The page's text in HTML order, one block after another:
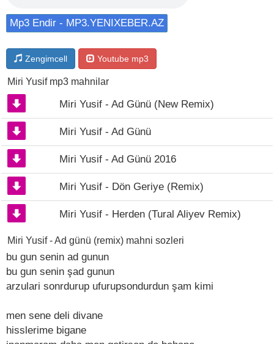
Mp3 Endir - MP3.YENIXEBER.AZ
Zengimcell Youtube mp3
Miri Yusif mp3 mahnilar
Miri Yusif - Ad Günü (New Remix)
Miri Yusif - Ad Günü
Miri Yusif - Ad Günü 2016
Miri Yusif - Dön Geriye (Remix)
Miri Yusif - Herden (Tural Aliyev Remix)
Miri Yusif - Ad günü (remix) mahni sozleri
bu gun senin ad gunun
bu gun senin şad gunun
arzulari sonrdurup ufurupsondurdun şam kimi
men sene deli divane
hisslerime bigane